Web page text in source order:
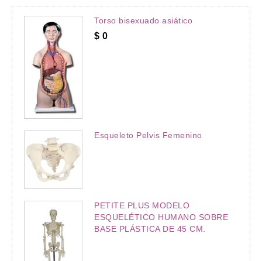
Torso bisexuado asiático
$ 0
Esqueleto Pelvis Femenino
PETITE PLUS MODELO
ESQUELÉTICO HUMANO SOBRE
BASE PLÁSTICA DE 45 CM.